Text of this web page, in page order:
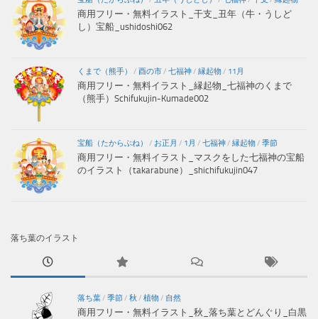
商用フリー・無料イラスト_干支_丑年（牛・うしど
し）宝船_ushidoshi062
くまで（熊手） / 酉の市/ 七福神/ 縁起物/ 11月
商用フリー・無料イラスト_縁起物_七福神のくまで
（熊手）Schifukujin-Kumade002
宝船（たからぶね） / お正月 / 1月 / 七福神/ 縁起物/ 季節
商用フリー・無料イラスト_マスクをした七福神の宝船
のイラスト（takarabune）_shichifukujin047
落ち葉のイラスト
落ち葉/ 季節/ 秋 / 植物/ 自然
商用フリー・無料イラスト_秋_落ち葉とどんぐり_白黒